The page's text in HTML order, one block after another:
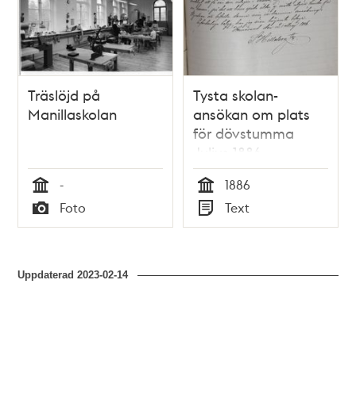
Träslöjd på
Manillaskolan
Tid
-
Typ
Foto
Tysta skolan-
ansökan om plats
för dövstumma
Julius 1886
Tid
1886
Typ
Text
Uppdaterad2023-02-14